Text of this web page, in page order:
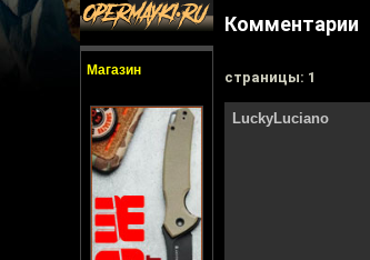
Магазин
Комментарии
cтраницы: 1
LuckyLuciano